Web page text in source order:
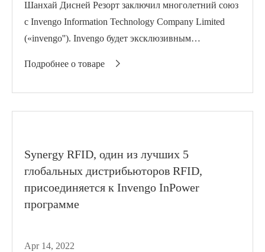
Шанхай Дисней Резорт заключил многолетний союз
с Invengo Information Technology Company Limited
(«invengo''). Invengo будет эксклюзивным
Подробнее о товаре

Synergy RFID, один из лучших 5
глобальных дистрибьюторов RFID,
присоединяется к Invengo InPower
программе
Apr 14, 2022